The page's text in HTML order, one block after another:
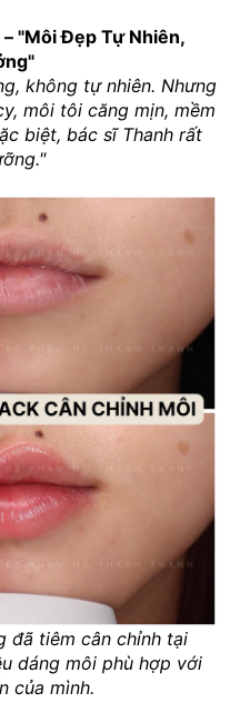
"Môi Đẹp Tự Nhiên,
không tự nhiên. Nhưng
môi tôi căng mịn, mềm
biệt, bác sĩ Thanh rất
đã tiêm cân chỉnh tại
dáng môi phù hợp với
của mình.